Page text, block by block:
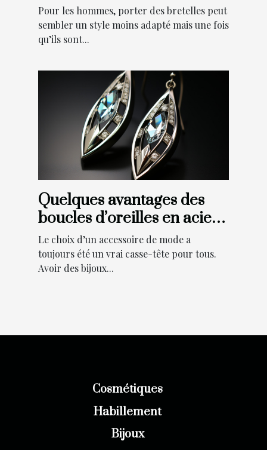
Pour les hommes, porter des bretelles peut
sembler un style moins adapté mais une fois
qu’ils sont...
Quelques avantages des
boucles d’oreilles en acier
inoxydable
Le choix d’un accessoire de mode a
toujours été un vrai casse-tête pour tous.
Avoir des bijoux...
Cosmétiques
Habillement
Bijoux